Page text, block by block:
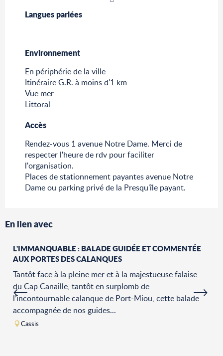
Langues parlées
Langues parlées
Environnement
Environnement
En périphérie de la ville
Itinéraire G.R. à moins d'1 km
Vue mer
Littoral
Accès
Accès
Rendez-vous 1 avenue Notre Dame. Merci de
respecter l'heure de rdv pour faciliter
l'organisation.
Places de stationnement payantes avenue Notre
Dame ou parking privé de la Presqu'île payant.
En lien avec
L'IMMANQUABLE : BALADE GUIDÉE ET COMMENTÉE
AUX PORTES DES CALANQUES
Tantôt face à la pleine mer et à la majestueuse falaise
du Cap Canaille, tantôt en surplomb de
l’incontournable calanque de Port-Miou, cette balade
accompagnée de nos guides...
Cassis